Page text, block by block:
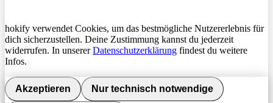
hokify verwendet Cookies, um das bestmögliche Nutzererlebnis für
dich sicherzustellen. Deine Zustimmung kannst du jederzeit
widerrufen. In unsererDatenschutzerklärung findest du weitere
Infos.
Akzeptieren Nur technisch notwendige